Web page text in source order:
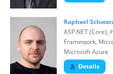
Raphael
ASP.NET (Core),
Framework,
Microsoft Azure
Details